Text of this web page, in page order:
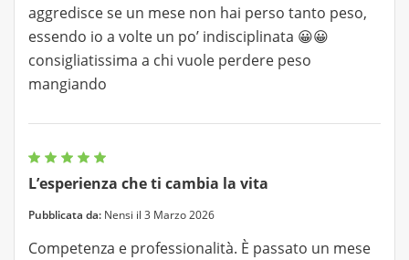
aggredisce se un mese non hai perso tanto peso,
essendo io a volte un po’ indisciplinata 😀😀
consigliatissima a chi vuole perdere peso
mangiando
L’esperienza che ti cambia la vita
Pubblicata da: Nensi il 3 Marzo 2026
Competenza e professionalità. È passato un mese